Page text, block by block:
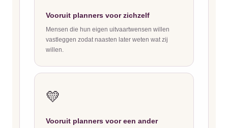
Vooruit planners voor zichzelf
Mensen die hun eigen uitvaartwensen willen
vastleggen zodat naasten later weten wat zij
willen.
💛
Vooruit planners voor een ander